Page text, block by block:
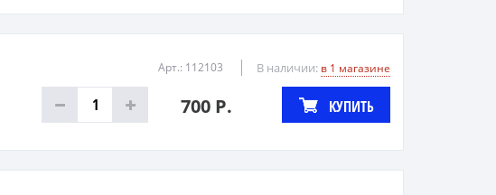
Арт.: 112103 В наличии: в 1 магазине
700 Р. КУПИТЬ